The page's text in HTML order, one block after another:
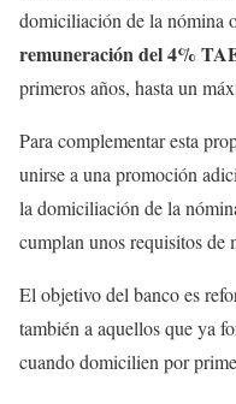
domiciliación de la nómina
remuneración del 4%
primeros años, hasta un
Para complementar esta
unirse a una promoción
la domiciliación de la
cumplan unos requisitos de
El objetivo del banco es
también a aquellos que ya
cuando domicilien por